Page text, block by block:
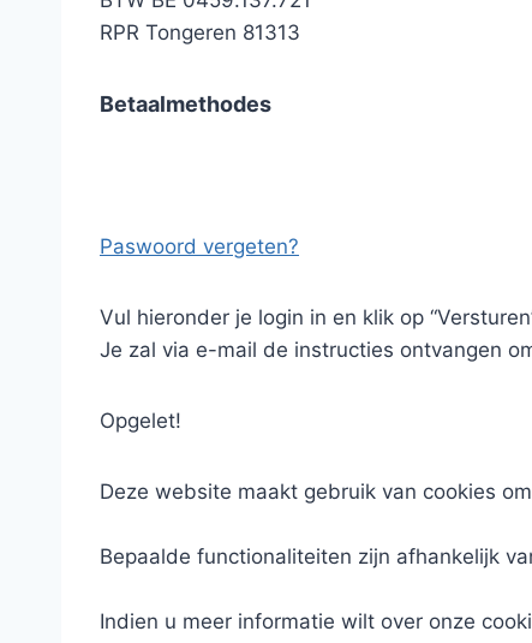
RPR Tongeren 81313
Betaalmethodes
Paswoord vergeten?
Vul hieronder je login in en klik op
Je zal via e-mail de instructies ontvangen
Opgelet!
Deze website maakt gebruik van cookies
Bepaalde functionaliteiten zijn afhankelijk
Indien u meer informatie wilt over onze